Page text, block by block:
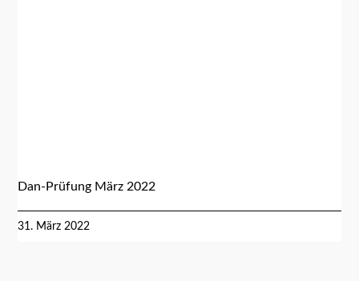
Dan-Prüfung März 2022
31. März 2022